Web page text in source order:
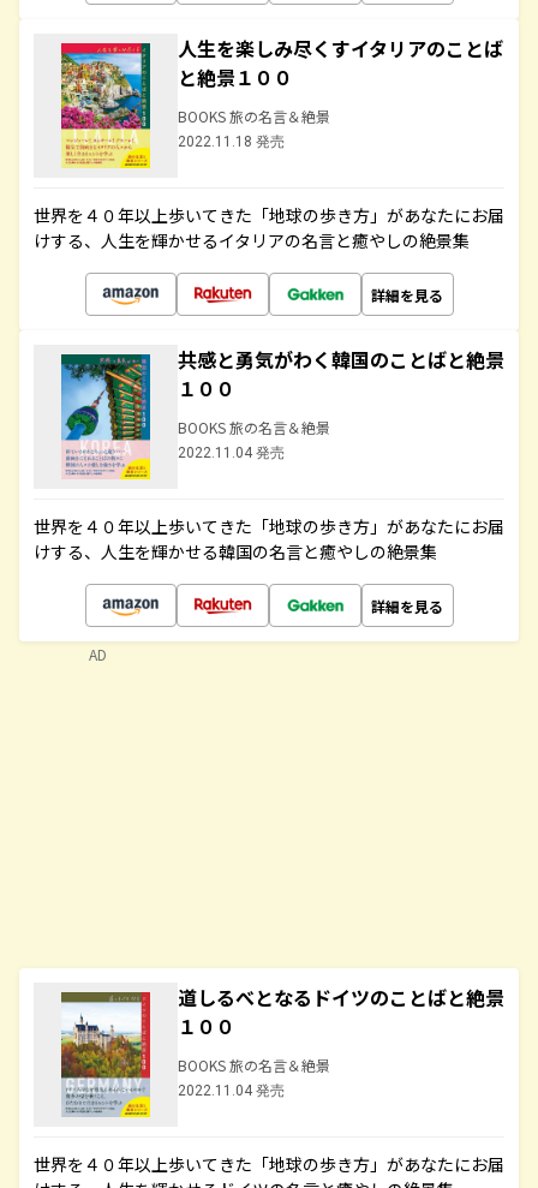
人生を楽しみ尽くすイタリアのことば
と絶景１００
BOOKS 旅の名言＆絶景
2022.11.18 発売
世界を４０年以上歩いてきた「地球の歩き方」があなたにお届
けする、人生を輝かせるイタリアの名言と癒やしの絶景集
詳細を見る
共感と勇気がわく韓国のことばと絶景
１００
BOOKS 旅の名言＆絶景
2022.11.04 発売
世界を４０年以上歩いてきた「地球の歩き方」があなたにお届
けする、人生を輝かせる韓国の名言と癒やしの絶景集
詳細を見る
道しるべとなるドイツのことばと絶景
１００
BOOKS 旅の名言＆絶景
2022.11.04 発売
世界を４０年以上歩いてきた「地球の歩き方」があなたにお届
AD